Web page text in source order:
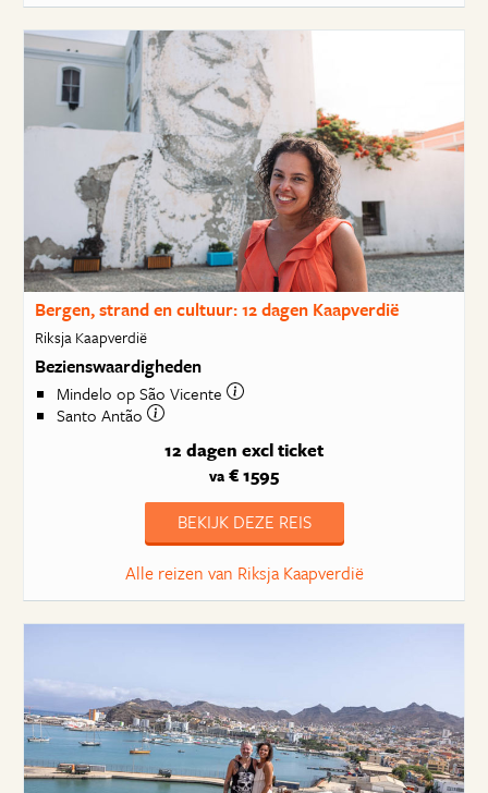
Bergen, strand en cultuur: 12 dagen Kaapverdië
Riksja Kaapverdië
Bezienswaardigheden
Mindelo op São Vicente
Santo Antão
12 dagen excl ticket
va € 1595
BEKIJK DEZE REIS
Alle reizen van Riksja Kaapverdië